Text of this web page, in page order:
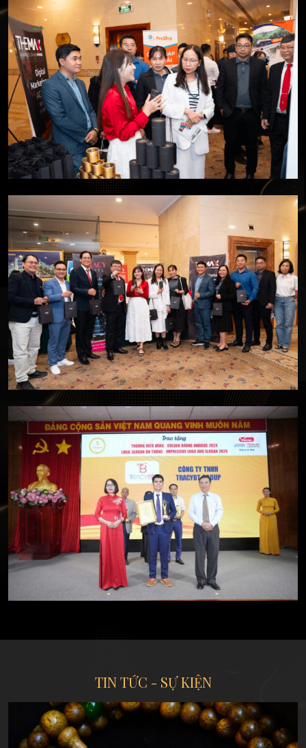
Gifts) tại SECC
Doanh nhân sành trầm quan tâm đến sản phẩm trầm
hương chất lượng cao cấp vượt trội của Tracy Gifts
Trầm hương Tracy Gifts tham gia triển lãm sản phẩm
truyền thống Việt Nam chất lượng cao (T7/2024)
TIN TỨC - SỰ KIỆN